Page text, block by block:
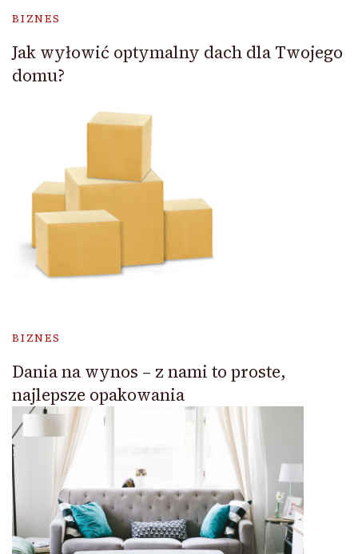
BIZNES
Jak wyłowić optymalny dach dla Twojego
domu?
BIZNES
Dania na wynos – z nami to proste,
najlepsze opakowania